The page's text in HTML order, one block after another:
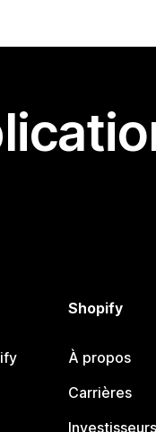
Shopify
À propos
Carrières
Investisseurs